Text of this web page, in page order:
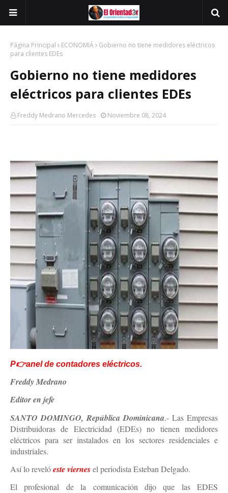
Página Principal ECONOMIÁ
Gobierno no tiene medidores eléctricos
para clientes EDEs
Gobierno no tiene medidores
eléctricos para clientes EDEs
Freddy Medrano Mercedes Noviembre 08, 2024
P👉anel de contadores eléctricos.
Freddy Medrano
Editor en jefe
SANTO DOMINGO, República Dominicana.- Las Empresas
Distribuidoras de Electricidad (EDEs) no tienen medidores
eléctricos para ser instalados en los sectores residenciales e
industriales.
Así lo revelóeste viernesel periodista Esteban Delgado.
El profesional de la comunicación dijo que las EDES